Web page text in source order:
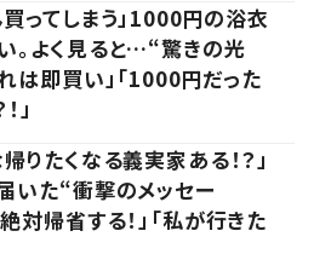
買ってしまう」1000円の浴衣
。よく見ると…“驚きの光
は即買い」「1000円だった
」
りたくなる義実家ある！？」
いた“衝撃のメッセー
対帰省する！」「私が行きた